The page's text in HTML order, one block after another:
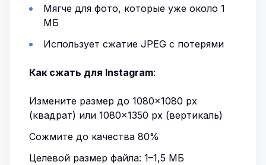
Мягче для фото, которые уже около 1
МБ
Использует сжатие JPEG с потерями
Как сжать для Instagram:
Измените размер до 1080×1080 px
(квадрат) или 1080×1350 px (вертикаль)
Сожмите до качества 80%
Целевой размер файла: 1–1,5 МБ